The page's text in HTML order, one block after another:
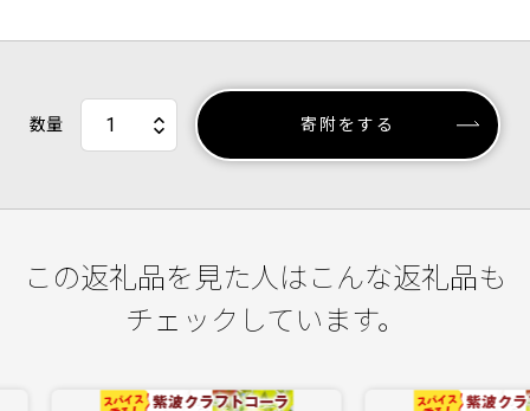
数量 寄附をする
この返礼品を見た人はこんな返礼品も
チェックしています。